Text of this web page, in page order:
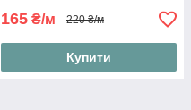
165 ₴/м 220 ₴/м
Купити